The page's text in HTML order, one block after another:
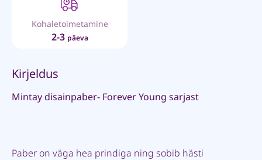
Kohaletoimetamine
2-3 päeva
Kirjeldus
Mintay disainpaber- Forever Young sarjast
Paber on väga hea prindiga ning sobib hästi